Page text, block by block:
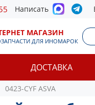
Написать
МАГАЗИН
ДЛЯ ИНОМАРОК
ДОСТАВКА
0423-CYF ASVA